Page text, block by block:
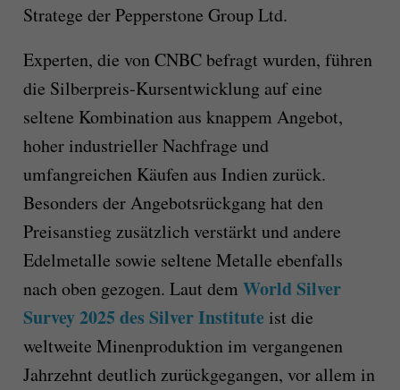
Stratege der Pepperstone Group Ltd.
Experten, die von CNBC befragt wurden, führen
die Silberpreis-Kursentwicklung auf eine
seltene Kombination aus knappem Angebot,
hoher industrieller Nachfrage und
umfangreichen Käufen aus Indien zurück.
Besonders der Angebotsrückgang hat den
Preisanstieg zusätzlich verstärkt und andere
Edelmetalle sowie seltene Metalle ebenfalls
nach oben gezogen. Laut dem World Silver
Survey 2025 des Silver Instituteist die
weltweite Minenproduktion im vergangenen
Jahrzehnt deutlich zurückgegangen, vor allem in